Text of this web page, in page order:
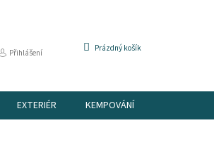
Přihlášení
NÁKUPNÍ
Prázdný košík
EXTERIÉR KEMPOVÁNÍ